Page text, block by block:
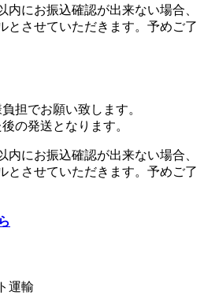
にお振込確認が出来ない場合、
とさせていただきます。予めご了
担でお願い致します。
の発送となります。
にお振込確認が出来ない場合、
とさせていただきます。予めご了
運輸